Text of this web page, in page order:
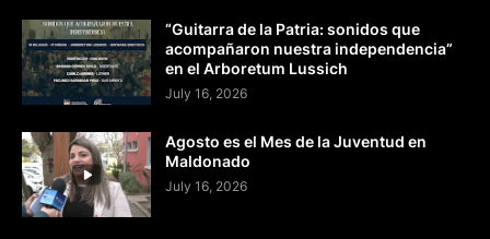
“Guitarra de la Patria: sonidos que
acompañaron nuestra independencia”
en el Arboretum Lussich
July 16, 2026
Agosto es el Mes de la Juventud en
Maldonado
July 16, 2026